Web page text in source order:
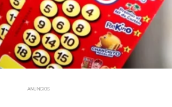
ANUNCIOS